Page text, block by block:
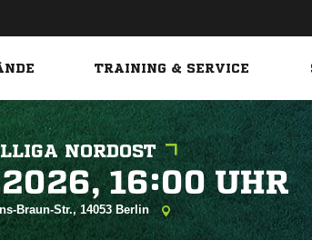
TRAINING & SERVICE
NORDOST
  
Braun-Str., 14053 Berlin